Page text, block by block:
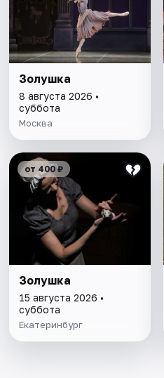
Золушка
8 августа 2026 •
суббота
Москва
от 400 ₽
Золушка
15 августа 2026 •
суббота
Екатеринбург